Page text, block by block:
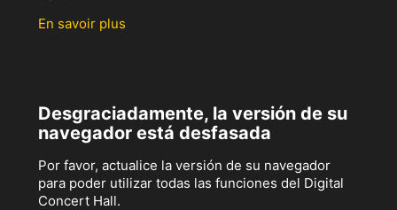
En savoir plus
Desgraciadamente, la versión de su
navegador está desfasada
Por favor, actualice la versión de su navegador
para poder utilizar todas las funciones del Digital
Concert Hall.